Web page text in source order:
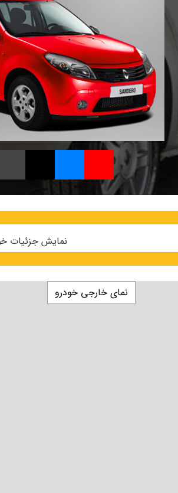
نمایش جزئیات
نمای خارجی خودرو